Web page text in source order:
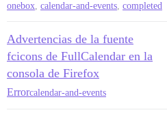
onebox, calendar-and-events, completed
Advertencias de la fuente
fcicons de FullCalendar en la
consola de Firefox
Errorcalendar-and-events